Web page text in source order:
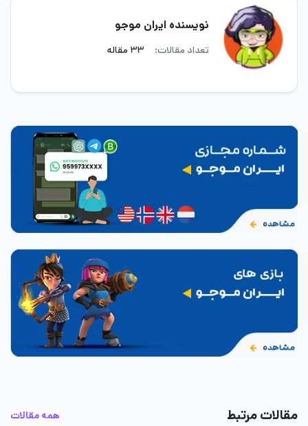
نویسنده ایران موجو
تعداد مقالات: ۳۳ مقاله
مقالات مرتبط همه مقالات